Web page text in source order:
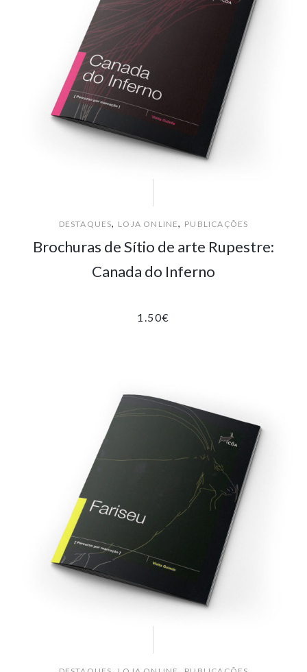
DESTAQUES, LOJA ONLINE, PUBLICAÇÕES
Brochuras de Sítio de arte Rupestre:
Canada do Inferno
1.50€